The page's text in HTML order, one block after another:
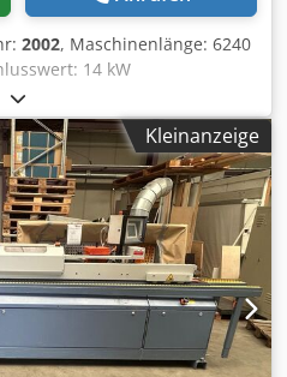
2002, Maschinenlänge: 6240
14 kW
mm Lagerort: Nattheim
Kleinanzeige